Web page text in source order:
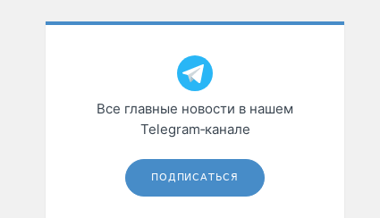
Все главные новости в нашем
Telegram‑канале
ПОДПИСАТЬСЯ